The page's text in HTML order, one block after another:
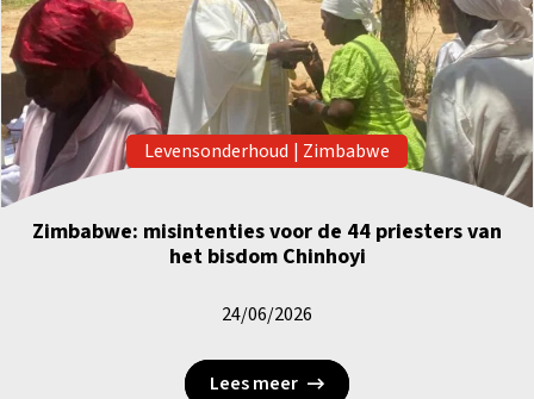
Levensonderhoud | Zimbabwe
Zimbabwe: misintenties voor de 44 priesters van
het bisdom Chinhoyi
24/06/2026
Lees meer